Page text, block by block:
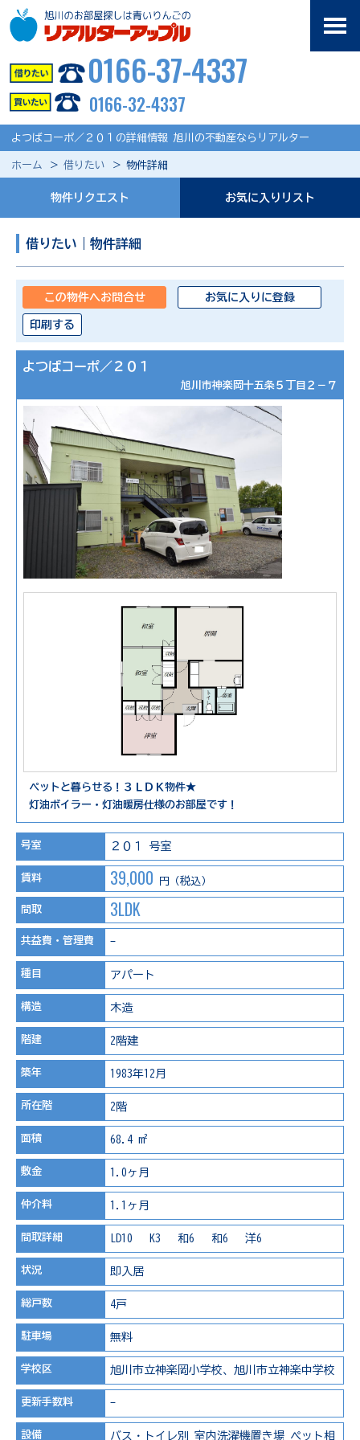
0166-37-4337
0166-32-4337
よつばコーポ／２０１の詳細情報 旭川の不動産ならリアルター
ホーム 借りたい 物件詳細
物件リクエスト お気に入りリスト
借りたい｜物件詳細
この物件へお問合せ お気に入りに登録
印刷する
よつばコーポ／２０１
旭川市神楽岡十五条５丁目２－７
ペットと暮らせる！３ＬＤＫ物件★
灯油ボイラー・灯油暖房仕様のお部屋です！
号室 ２０１ 号室
賃料 39,000 円（税込）
間取 3LDK
共益費・管理費 -
種目 アパート
構造 木造
階建 2階建
築年 1983年12月
所在階 2階
面積 68.4 m²
敷金 1.0ヶ月
仲介料 1.1ヶ月
間取詳細 LD10 K3 和6 和6 洋6
状況 即入居
総戸数 4戸
駐車場 無料
学校区 旭川市立神楽岡小学校、旭川市立神楽中学校
更新手数料 -
設備 バス・トイレ別 室内洗濯機置き場 ペット相